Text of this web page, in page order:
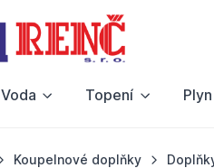
Voda Topení Plyn
Koupelnové doplňky